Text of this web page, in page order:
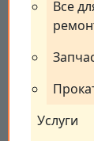
Все
Услуги